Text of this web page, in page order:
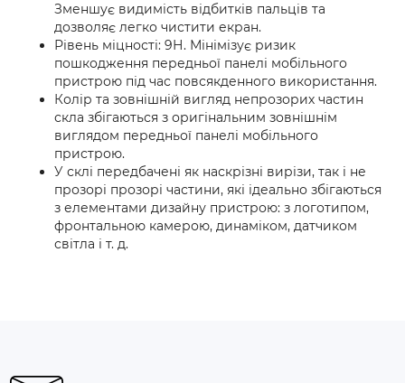
Зменшує видимість відбитків пальців та
дозволяє легко чистити екран.
Рівень міцності: 9Н. Мінімізує ризик
пошкодження передньої панелі мобільного
пристрою під час повсякденного використання.
Колір та зовнішній вигляд непрозорих частин
скла збігаються з оригінальним зовнішнім
виглядом передньої панелі мобільного
пристрою.
У склі передбачені як наскрізні вирізи, так і не
прозорі прозорі частини, які ідеально збігаються
з елементами дизайну пристрою: з логотипом,
фронтальною камерою, динаміком, датчиком
світла і т. д.